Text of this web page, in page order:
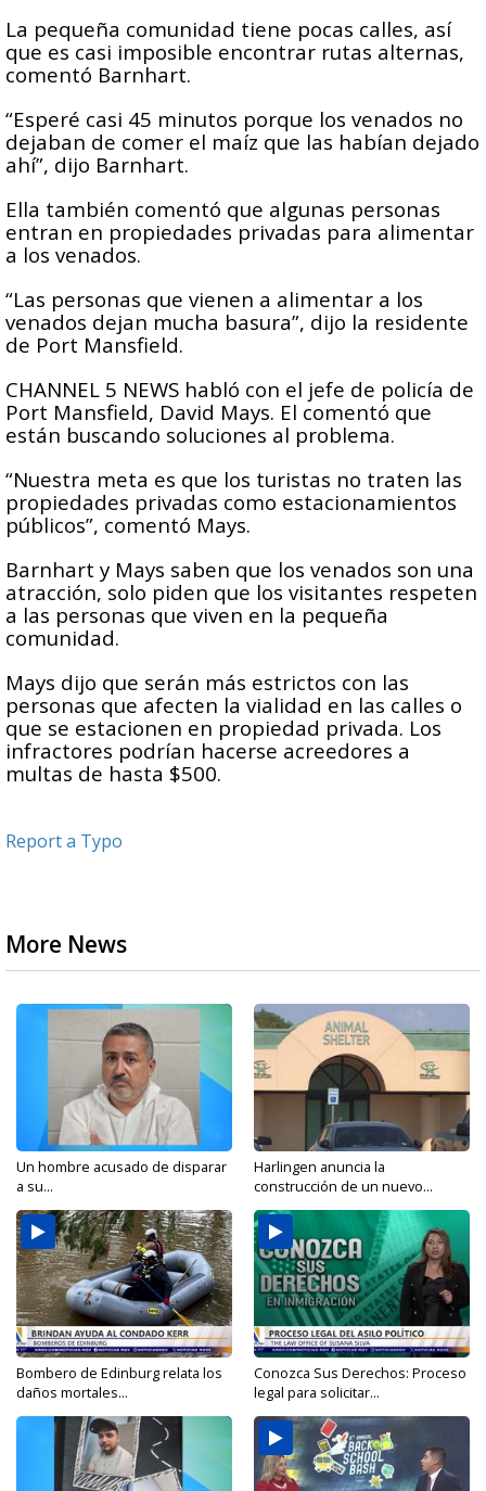
La pequeña comunidad tiene pocas calles, así
que es casi imposible encontrar rutas alternas,
comentó Barnhart.
“Esperé casi 45 minutos porque los venados no
dejaban de comer el maíz que las habían dejado
ahí”, dijo Barnhart.
Ella también comentó que algunas personas
entran en propiedades privadas para alimentar
a los venados.
“Las personas que vienen a alimentar a los
venados dejan mucha basura”, dijo la residente
de Port Mansfield.
CHANNEL 5 NEWS habló con el jefe de policía de
Port Mansfield, David Mays. El comentó que
están buscando soluciones al problema.
“Nuestra meta es que los turistas no traten las
propiedades privadas como estacionamientos
públicos”, comentó Mays.
Barnhart y Mays saben que los venados son una
atracción, solo piden que los visitantes respeten
a las personas que viven en la pequeña
comunidad.
Mays dijo que serán más estrictos con las
personas que afecten la vialidad en las calles o
que se estacionen en propiedad privada. Los
infractores podrían hacerse acreedores a
multas de hasta $500.
Report a Typo
More News
Un hombre acusado de disparar
a su...
Harlingen anuncia la
construcción de un nuevo...
Bombero de Edinburg relata los
daños mortales...
Conozca Sus Derechos: Proceso
legal para solicitar...